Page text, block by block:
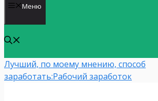
Меню
Лучший, по моему мнению, способ
заработать:Рабочий заработок